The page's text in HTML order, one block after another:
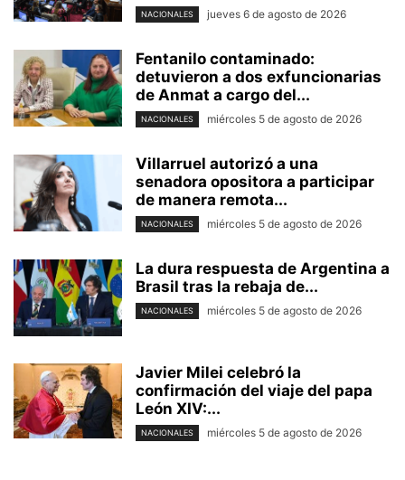
NACIONALES jueves 6 de agosto de 2026
Fentanilo contaminado:
detuvieron a dos exfuncionarias
de Anmat a cargo del...
NACIONALES miércoles 5 de agosto de 2026
Villarruel autorizó a una
senadora opositora a participar
de manera remota...
NACIONALES miércoles 5 de agosto de 2026
La dura respuesta de Argentina a
Brasil tras la rebaja de...
NACIONALES miércoles 5 de agosto de 2026
Javier Milei celebró la
confirmación del viaje del papa
León XIV:...
NACIONALES miércoles 5 de agosto de 2026